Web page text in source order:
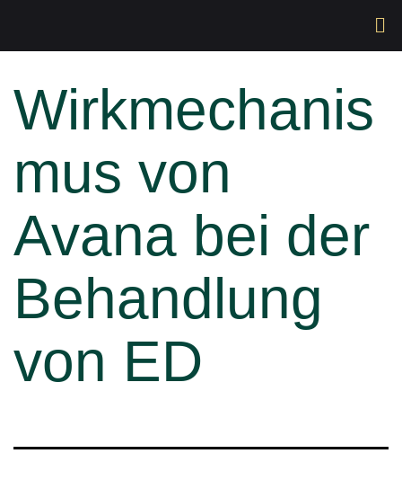
Wirkmechanis
mus von
Avana bei der
Behandlung
von ED